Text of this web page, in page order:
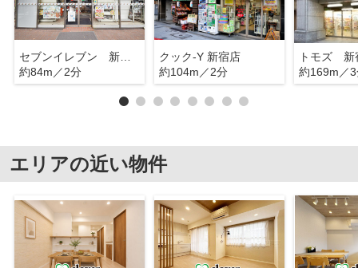
セブンイレブン 新宿２丁目
約84m／2分
クック-Y 新宿店
約104m／2分
トモズ 新
約169m／
エリアの近い物件